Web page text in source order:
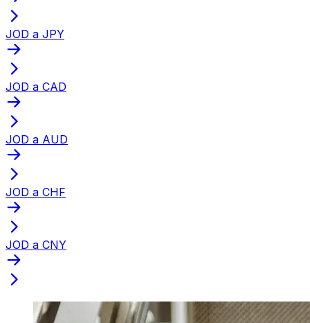
JOD a JPY
JOD a CAD
JOD a AUD
JOD a CHF
JOD a CNY